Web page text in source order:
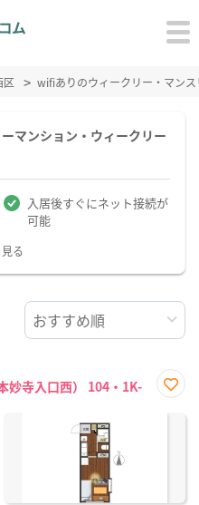
区 wifiありのウィークリー・マン
マンション・ウィークリー
入居後すぐにネット接続が
可能
る
妙寺入口西） 104・1K-
に入